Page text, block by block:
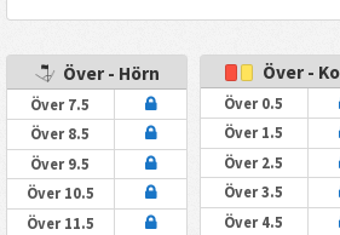
Över - Hörn
Över 7.5
Över 8.5
Över 9.5
Över 10.5
Över 11.5
Över -
Över 0.5
Över 1.5
Över 2.5
Över 3.5
Över 4.5